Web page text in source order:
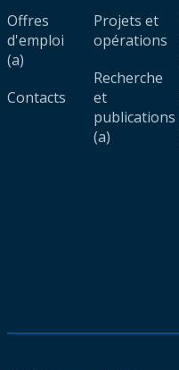
Offres
d'emploi
(a)
Contacts
Projets et
opérations
Recherche
et
publications
(a)